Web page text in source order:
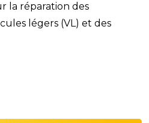
la réparation des
légers (VL) et des